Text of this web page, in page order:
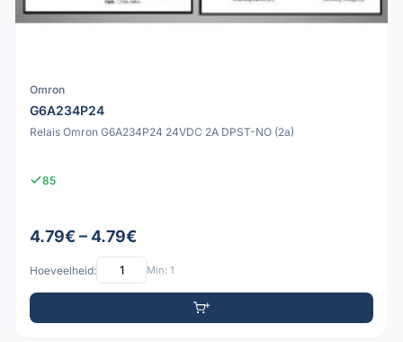
Omron
G6A234P24
Relais Omron G6A234P24 24VDC 2A DPST-NO (2a)
85
4.79€ – 4.79€
Hoeveelheid: Min: 1